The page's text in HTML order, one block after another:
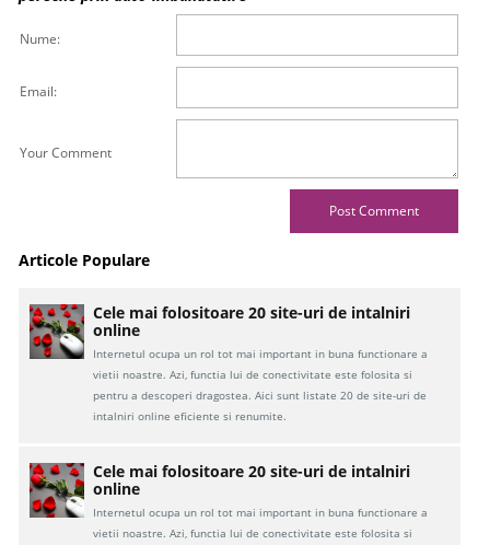
Nume:
Email:
Your Comment
Articole Populare
Cele mai folositoare 20 site-uri de intalniri
online
Internetul ocupa un rol tot mai important in buna functionare a
vietii noastre. Azi, functia lui de conectivitate este folosita si
pentru a descoperi dragostea. Aici sunt listate 20 de site-uri de
intalniri online eficiente si renumite.
Cele mai folositoare 20 site-uri de intalniri
online
Internetul ocupa un rol tot mai important in buna functionare a
vietii noastre. Azi, functia lui de conectivitate este folosita si